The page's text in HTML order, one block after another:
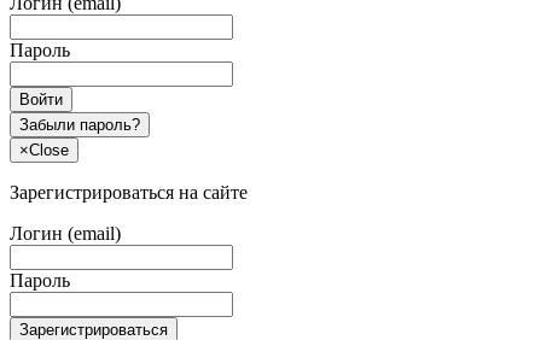
Пароль
Войти
Забыли пароль?
×Close
Зарегистрироваться на сайте
Логин (email)
Пароль
Зарегистрироваться